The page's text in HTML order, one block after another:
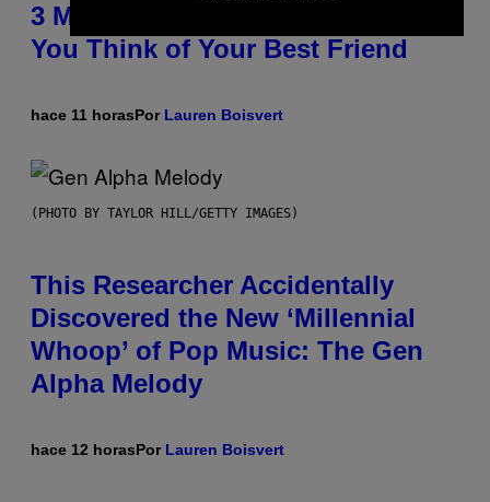
3 Millennial Anthems That Make
You Think of Your Best Friend
hace 11 horasPor Lauren Boisvert
(PHOTO BY TAYLOR HILL/GETTY IMAGES)
This Researcher Accidentally
Discovered the New ‘Millennial
Whoop’ of Pop Music: The Gen
Alpha Melody
hace 12 horasPor Lauren Boisvert